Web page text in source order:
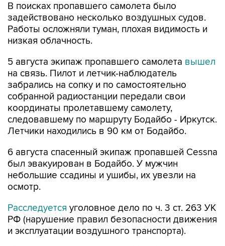
В поисках пропавшего самолета было
задействовано несколько воздушных судов.
Работы осложняли туман, плохая видимость и
низкая облачность.
5 августа экипаж пропавшего самолета вышел
на связь. Пилот и летчик-наблюдатель
забрались на сопку и по самостоятельно
собранной радиостанции передали свои
координаты пролетавшему самолету,
следовавшему по маршруту Бодайбо - Иркутск.
Летчики находились в 90 км от Бодайбо.
6 августа спасенный экипаж пропавшей Cessna
был эвакуирован в Бодайбо. У мужчин
небольшие ссадины и ушибы, их увезли на
осмотр.
Расследуется уголовное дело по ч. 3 ст. 263 УК
РФ (нарушение правил безопасности движения
и эксплуатации воздушного транспорта).